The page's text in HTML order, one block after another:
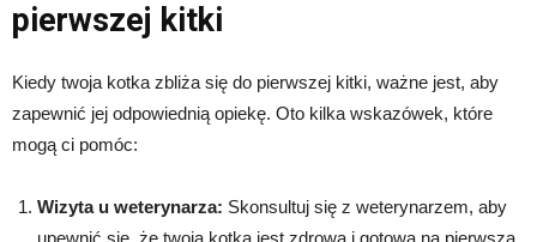
pierwszej kitki
Kiedy twoja kotka zbliża się do pierwszej kitki, ważne jest, aby
zapewnić jej odpowiednią opiekę. Oto kilka wskazówek, które
mogą ci pomóc:
Wizyta u weterynarza: Skonsultuj się z weterynarzem, aby
upewnić się, że twoja kotka jest zdrowa i gotowa na pierwszą